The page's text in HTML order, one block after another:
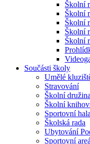
Školní
Školní
Školní
Školní
Školní
Součásti školy
Umělé
Stravování
Školní družina
Školní
Sportovní
Školská rada
Ubytování
Sportovní